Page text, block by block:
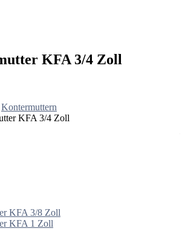
KFA 3/4 Zoll
Kontermuttern
KFA 3/4 Zoll
KFA 3/8 Zoll
KFA 1 Zoll